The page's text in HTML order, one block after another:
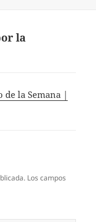
la
de la Semana |
Los campos